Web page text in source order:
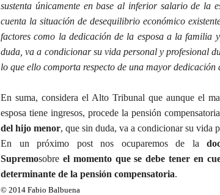
sustenta únicamente en base al inferior salario de la
cuenta la situación de desequilibrio económico
factores como la dedicación de la esposa a la familia
duda, va a condicionar su vida personal y profesional
lo que ello comporta respecto de una mayor dedicación
En suma, considera el Alto Tribunal que aunque el
esposa tiene ingresos, procede la pensión compensatoria
del hijo menor, que sin duda, va a condicionar su vida
En un próximo post nos ocuparemos de la
Supremosobre el momento que se debe tener en
determinante de la pensión compensatoria.
© 2014 Fabio Balbuena